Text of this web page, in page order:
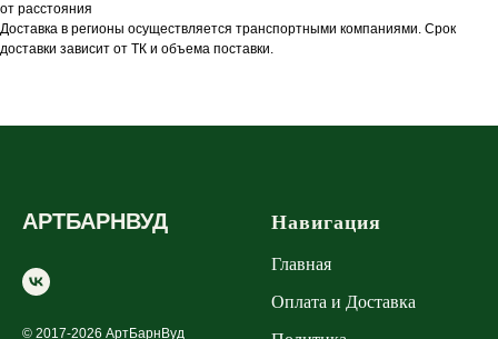
от расстояния
Доставка в регионы осуществляется транспортными компаниями. Срок
доставки зависит от ТК и объема поставки.
АРТБАРНВУД
© 2017-2026 АртБарнВуд
Навигация
Главная
Оплата и Доставка